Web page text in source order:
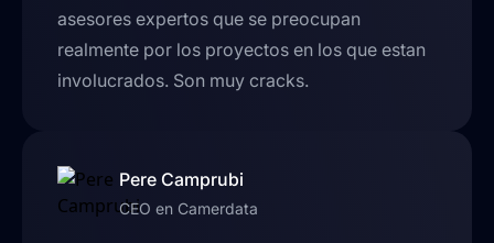
asesores expertos que se preocupan
realmente por los proyectos en los que estan
involucrados. Son muy cracks.
Pere Camprubi
CEO en Camerdata